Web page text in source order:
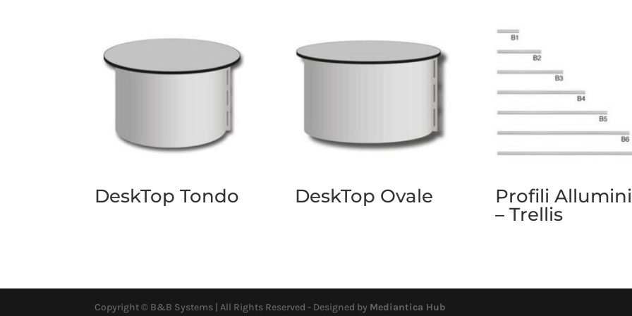
DeskTop Tondo DeskTop Ovale
Profili
– Trellis
Copyright © B&B Systems | All Rights Reserved - Designed by Mediantica Hub